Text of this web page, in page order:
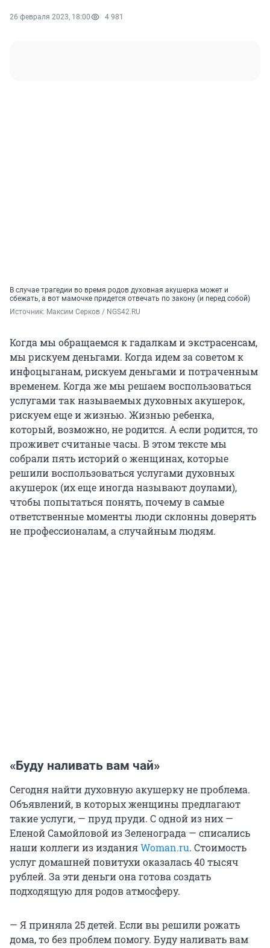
26 февраля 2023, 18:00 4 981
В случае трагедии во время родов духовная акушерка может и
сбежать, а вот мамочке придется отвечать по закону (и перед собой)
Источник: Максим Серков / NGS42.RU
Когда мы обращаемся к гадалкам и экстрасенсам,
мы рискуем деньгами. Когда идем за советом к
инфоцыганам, рискуем деньгами и потраченным
временем. Когда же мы решаем воспользоваться
услугами так называемых духовных акушерок,
рискуем еще и жизнью. Жизнью ребенка,
который, возможно, не родится. А если родится, то
проживет считаные часы. В этом тексте мы
собрали пять историй о женщинах, которые
решили воспользоваться услугами духовных
акушерок (их еще иногда называют доулами),
чтобы попытаться понять, почему в самые
ответственные моменты люди склонны доверять
не профессионалам, а случайным людям.
«Буду наливать вам чай»
Сегодня найти духовную акушерку не проблема.
Объявлений, в которых женщины предлагают
такие услуги, — пруд пруди. С одной из них —
Еленой Самойловой из Зеленограда — списались
наши коллеги из изданияWoman.ru. Стоимость
услуг домашней повитухи оказалась 40 тысяч
рублей. За эти деньги она готова создать
подходящую для родов атмосферу.
— Я приняла 25 детей. Если вы решили рожать
дома, то без проблем помогу. Буду наливать вам